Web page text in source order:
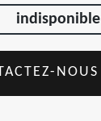
indisponible
NOUS